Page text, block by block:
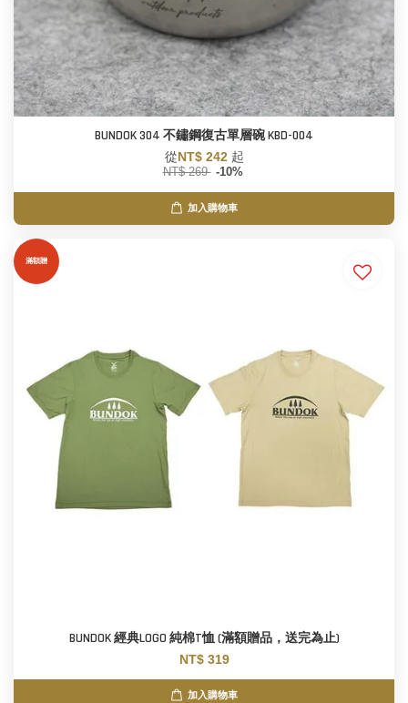
BUNDOK 304 不鏽鋼復古單層碗 KBD-004
從NT$ 242 起
NT$ 269 -10%
加入購物車
滿額贈
BUNDOK 經典LOGO 純棉T恤 (滿額贈品，送完為止)
NT$ 319
加入購物車